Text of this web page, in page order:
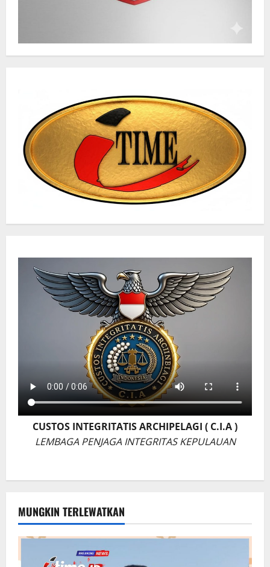
CUSTOS INTEGRITATIS ARCHIPELAGI ( C.I.A )
LEMBAGA PENJAGA INTEGRITAS KEPULAUAN
MUNGKIN TERLEWATKAN